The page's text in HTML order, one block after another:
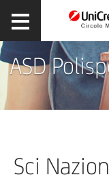
ASD
Sci